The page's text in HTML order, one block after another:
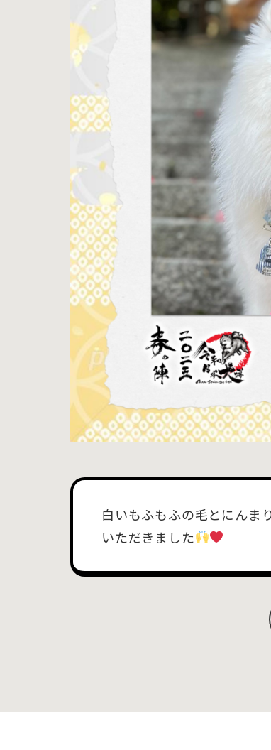
白いもふもふの毛とにんま
いただきました